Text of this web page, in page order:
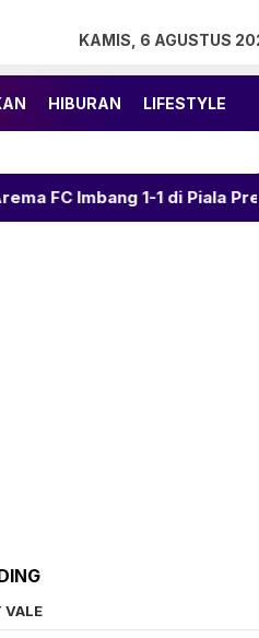
KAMIS, 6 AGUSTUS
HIBURAN LIFESTYLE
1-1 di Piala Presiden
VALE